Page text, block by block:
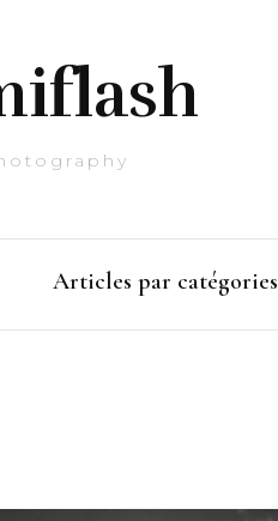
Articles par catégories